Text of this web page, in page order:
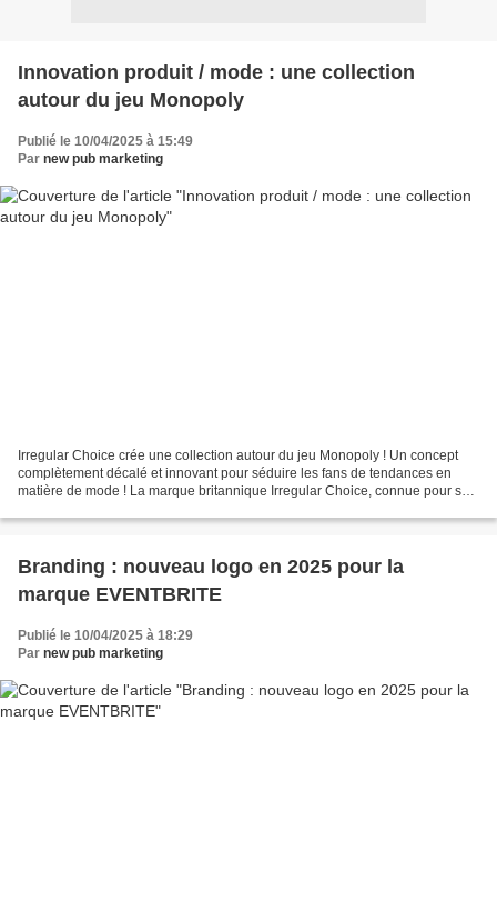
Innovation produit / mode : une collection
autour du jeu Monopoly
Publié le 10/04/2025 à 15:49
Par new pub marketing
Irregular Choice crée une collection autour du jeu Monopoly ! Un concept
complètement décalé et innovant pour séduire les fans de tendances en
matière de mode ! La marque britannique Irregular Choice, connue pour son
Branding : nouveau logo en 2025 pour la
marque EVENTBRITE
Publié le 10/04/2025 à 18:29
Par new pub marketing